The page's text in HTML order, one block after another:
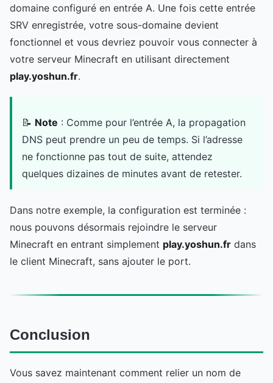
domaine configuré en entrée A. Une fois cette entrée
SRV enregistrée, votre sous-domaine devient
fonctionnel et vous devriez pouvoir vous connecter à
votre serveur Minecraft en utilisant directement
play.yoshun.fr.
📝 Note : Comme pour l’entrée A, la propagation
DNS peut prendre un peu de temps. Si l’adresse
ne fonctionne pas tout de suite, attendez
quelques dizaines de minutes avant de retester.
Dans notre exemple, la configuration est terminée :
nous pouvons désormais rejoindre le serveur
Minecraft en entrant simplement play.yoshun.fr dans
le client Minecraft, sans ajouter le port.
Conclusion
Vous savez maintenant comment relier un nom de